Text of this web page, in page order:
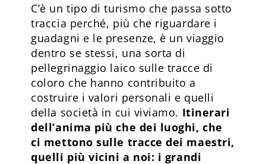
C’è un tipo di turismo che passa sotto
traccia perché, più che riguardare i
guadagni e le presenze, è un viaggio
dentro se stessi, una sorta di
pellegrinaggio laico sulle tracce di
coloro che hanno contribuito a
costruire i valori personali e quelli
della società in cui viviamo. Itinerari
dell’anima più che dei luoghi, che
ci mettono sulle tracce dei maestri,
quelli più vicini a noi: i grandi